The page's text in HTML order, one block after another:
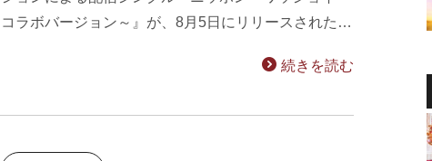
コラボバージョン～』が、8月5日にリリースされた…
続きを読む